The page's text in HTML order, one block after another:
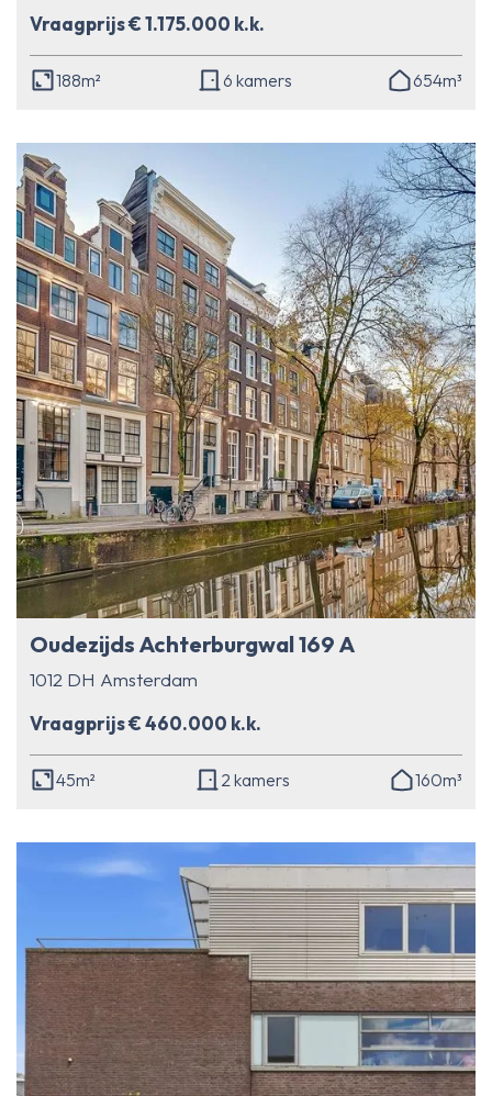
Vraagprijs € 1.175.000 k.k.
188m² 6 kamers 654m³
Oudezijds Achterburgwal 169 A
1012 DH Amsterdam
Vraagprijs € 460.000 k.k.
45m² 2 kamers 160m³